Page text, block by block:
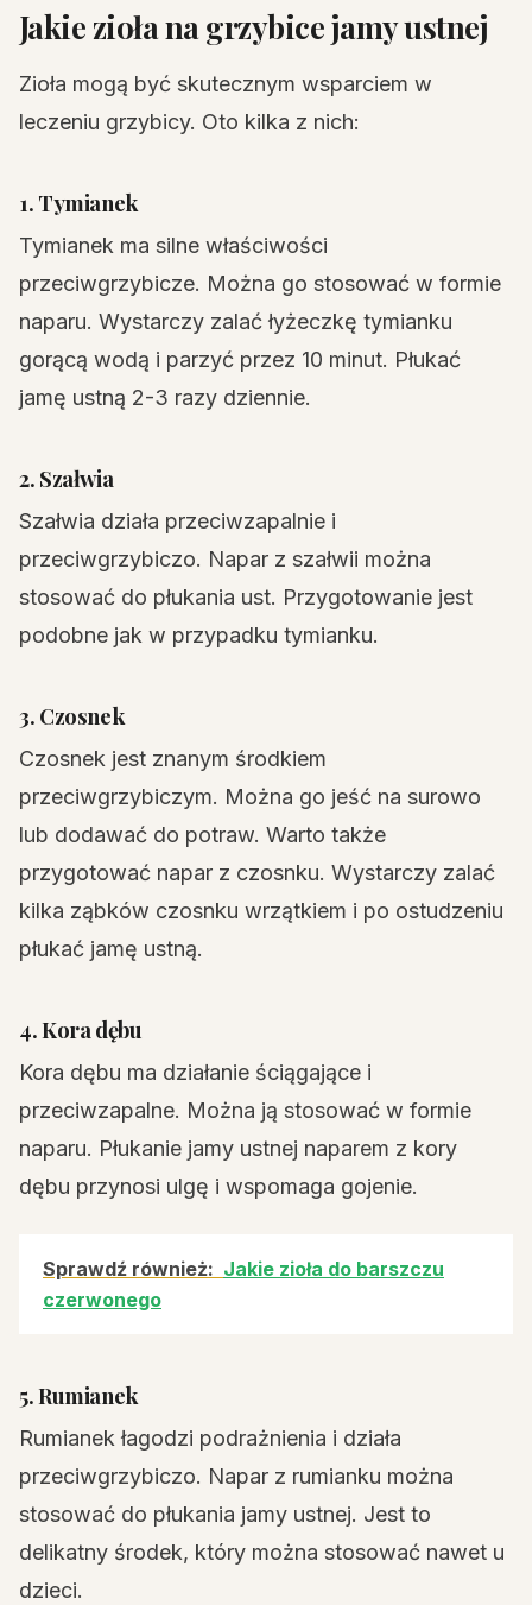
Jakie zioła na grzybice jamy ustnej
Zioła mogą być skutecznym wsparciem w
leczeniu grzybicy. Oto kilka z nich:
1. Tymianek
Tymianek ma silne właściwości
przeciwgrzybicze. Można go stosować w formie
naparu. Wystarczy zalać łyżeczkę tymianku
gorącą wodą i parzyć przez 10 minut. Płukać
jamę ustną 2-3 razy dziennie.
2. Szałwia
Szałwia działa przeciwzapalnie i
przeciwgrzybiczo. Napar z szałwii można
stosować do płukania ust. Przygotowanie jest
podobne jak w przypadku tymianku.
3. Czosnek
Czosnek jest znanym środkiem
przeciwgrzybiczym. Można go jeść na surowo
lub dodawać do potraw. Warto także
przygotować napar z czosnku. Wystarczy zalać
kilka ząbków czosnku wrzątkiem i po ostudzeniu
płukać jamę ustną.
4. Kora dębu
Kora dębu ma działanie ściągające i
przeciwzapalne. Można ją stosować w formie
naparu. Płukanie jamy ustnej naparem z kory
dębu przynosi ulgę i wspomaga gojenie.
Sprawdź również: Jakie zioła do barszczu
czerwonego
5. Rumianek
Rumianek łagodzi podrażnienia i działa
przeciwgrzybiczo. Napar z rumianku można
stosować do płukania jamy ustnej. Jest to
delikatny środek, który można stosować nawet u
dzieci.